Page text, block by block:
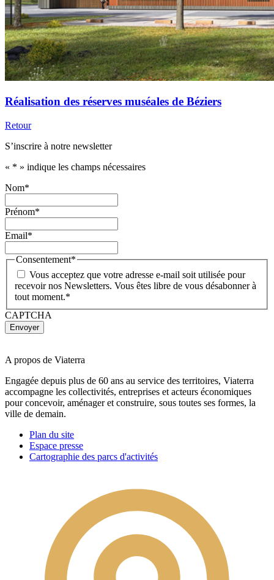
Réalisation des réserves muséales de Béziers
Retour
S’inscrire à notre newsletter
« * » indique les champs nécessaires
Nom*
Prénom*
Email*
Consentement*
Vous acceptez que votre adresse e-mail soit utilisée pour
recevoir nos Newsletters. Vous êtes libre de vous désabonner à
tout moment.*
CAPTCHA
A propos de Viaterra
Engagée depuis plus de 60 ans au service des territoires, Viaterra
accompagne les collectivités, entreprises et acteurs économiques
pour concevoir, aménager et construire, sous toutes ses formes, la
ville de demain.
Plan du site
Espace presse
Cartographie des parcs d'activités